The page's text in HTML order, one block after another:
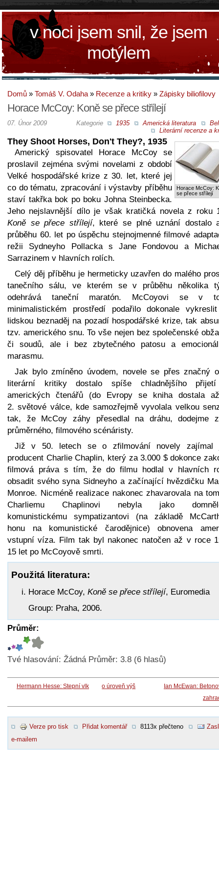
v noci jsem snil, že jsem
motýlem
Domů » Tomáš V. Odaha » Recenze a kritiky » Zápisky biliofilovy
Horace McCoy: Koně se přece střílejí
Kategorie 1935 Americká literatura
Literární recenze a
07. Únor 2009
Horace McCoy:
se přece střílejí
They Shoot Horses, Don't They?, 1935
Americký spisovatel Horace McCoy se
proslavil zejména svými novelami z období
Velké hospodářské krize z 30. let, které jej
co do tématu, zpracování i výstavby příběhu
staví takřka bok po boku Johna Steinbecka.
Jeho nejslavnější dílo je však kratičká novela z roku
Koně se přece střílejí, které se plné uznání dostalo
průběhu 60. let po úspěchu stejnojmenné filmové
režii Sydneyho Pollacka s Jane Fondovou a
Sarrazinem v hlavních rolích.
Celý děj příběhu je hermeticky uzavřen do malého
tanečního sálu, ve kterém se v průběhu několika
odehrává taneční maratón. McCoyovi se v
minimalistickém prostředí podařilo dokonale
lidskou beznaděj na pozadí hospodářské krize, tak
tzv. amerického snu. To vše nejen bez společenské
či soudů, ale i bez zbytečného patosu a
marasmu.
Jak bylo zmíněno úvodem, novele se přes značný
literární kritiky dostalo spíše chladnějšího
amerických čtenářů (do Evropy se kniha dostala
2. světové válce, kde samozřejmě vyvolala velkou
tak, že McCoy záhy přesedlal na dráhu, dodejme
průměrného, filmového scénáristy.
Již v 50. letech se o zfilmování novely zajímal
producent Charlie Chaplin, který za 3.000 $ dokonce
filmová práva s tím, že do filmu hodlal v hlavních
obsadit svého syna Sidneyho a začínající hvězdičku
Monroe. Nicméně realizace nakonec zhavarovala na
Charliemu Chaplinovi nebyla jako
komunistickému sympatizantovi (na základě
honu na komunistické čarodějnice) obnovena
vstupní víza. Film tak byl nakonec natočen až v roce
15 let po McCoyově smrti.
Použitá literatura:
Horace McCoy, Koně se přece střílejí, Euromedia
Group: Praha, 2006.
Průměr:
Tvé hlasování: Žádná Průměr: 3.8 (6 hlasů)
Hermann Hesse: Stepní vlk o úroveň výš
Ian McEwan:
Verze pro tisk Přidat komentář 8113x přečteno
e-mailem